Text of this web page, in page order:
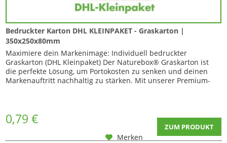
Bedruckter Karton DHL KLEINPAKET - Graskarton |
350x250x80mm
Maximiere dein Markenimage: Individuell bedruckter
Graskarton (DHL Kleinpaket) Der Naturebox® Graskarton ist
die perfekte Lösung, um Portokosten zu senken und deinen
Markenauftritt nachhaltig zu stärken. Mit unserer Premium-
0,79 € ZUM PRODUKT
Merken